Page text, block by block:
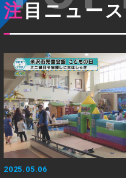
注目ニュース
2025.05.06